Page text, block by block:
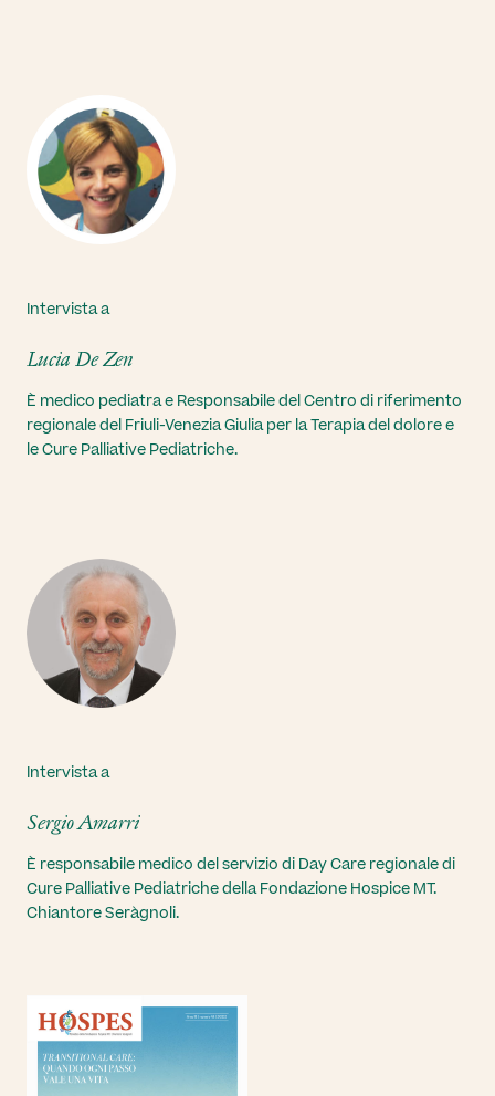
Intervista a
Sergio Amarri
È responsabile medico del servizio di Day Care regionale di
Cure Palliative Pediatriche della Fondazione Hospice MT.
Chiantore Seràgnoli.
Intervista a
Lucia De Zen
È medico pediatra e Responsabile del Centro di riferimento
regionale del Friuli-Venezia Giulia per la Terapia del dolore e
le Cure Palliative Pediatriche.